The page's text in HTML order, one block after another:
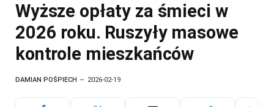
Wyższe opłaty za śmieci w
2026 roku. Ruszyły masowe
kontrole mieszkańców
DAMIAN POŚPIECH 2026-02-19